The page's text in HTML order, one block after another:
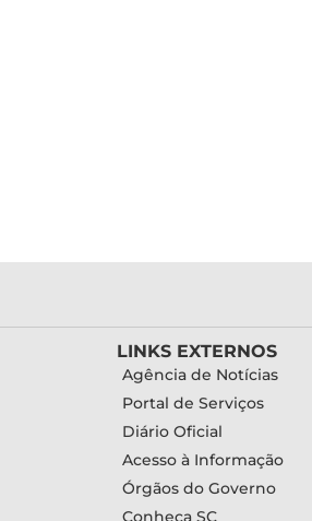
LINKS EXTERNOS
Agência de Notícias
Portal de Serviços
Diário Oficial
Acesso à Informação
Órgãos do Governo